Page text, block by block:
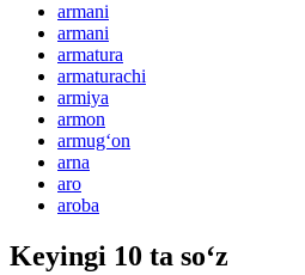
armani
armani
armatura
armaturachi
armiya
armon
armug‘on
arna
aro
aroba
Keyingi 10 ta so‘z